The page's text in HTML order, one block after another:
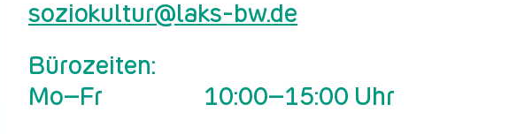
soziokultur@laks-bw.de
Bürozeiten:
Mo–Fr
10:00–15:00 Uhr